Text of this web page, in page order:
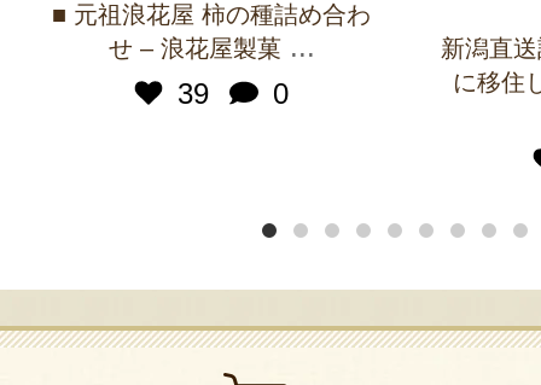
■ 元祖浪花屋 柿の種詰め合わ
せ – 浪花屋製菓 ...
39
0
新潟直
に移住